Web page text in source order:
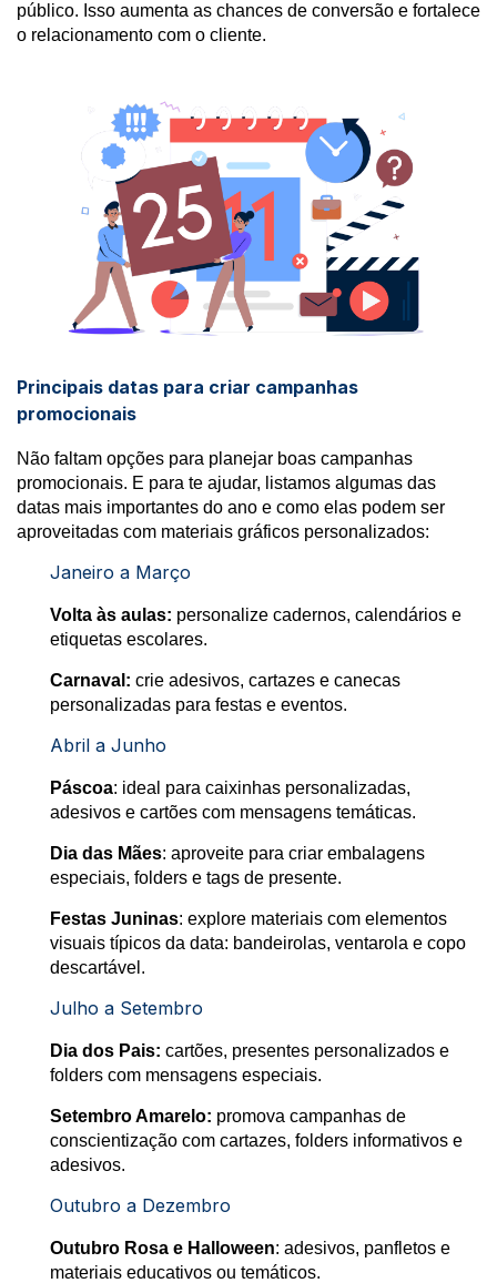
público. Isso aumenta as chances de conversão e fortalece
o relacionamento com o cliente.
Principais datas para criar campanhas
promocionais
Não faltam opções para planejar boas campanhas
promocionais. E para te ajudar, listamos algumas das
datas mais importantes do ano e como elas podem ser
aproveitadas com materiais gráficos personalizados:
Janeiro a Março
Volta às aulas: personalize cadernos, calendários e
etiquetas escolares.
Carnaval: crie adesivos, cartazes e canecas
personalizadas para festas e eventos.
Abril a Junho
Páscoa: ideal para caixinhas personalizadas,
adesivos e cartões com mensagens temáticas.
Dia das Mães: aproveite para criar embalagens
especiais, folders e tags de presente.
Festas Juninas: explore materiais com elementos
visuais típicos da data: bandeirolas, ventarola e copo
descartável.
Julho a Setembro
Dia dos Pais: cartões, presentes personalizados e
folders com mensagens especiais.
Setembro Amarelo: promova campanhas de
conscientização com cartazes, folders informativos e
adesivos.
Outubro a Dezembro
Outubro Rosa e Halloween: adesivos, panfletos e
materiais educativos ou temáticos.